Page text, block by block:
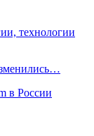
технологии
в России